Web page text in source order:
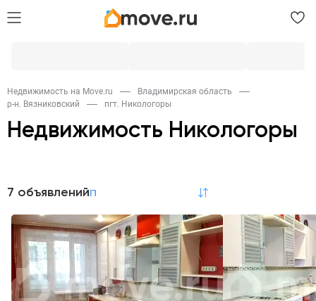
Недвижимость на Move.ru
Владимирская область
р-н. Вязниковский
пгт. Никологоры
Недвижимость Никологоры
Аренда
Коммерческая 1
7 объявлений